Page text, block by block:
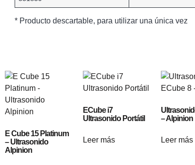
* Producto descartable, para utilizar una única vez
E Cube 15 Platinum
– Ultrasonido
Alpinion
ECube i7
Ultrasonido Portátil
Leer más
– Alpinion
Leer más